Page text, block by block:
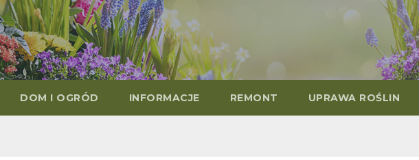
DOM I OGRÓD INFORMACJE REMONT UPRAWA ROŚLIN